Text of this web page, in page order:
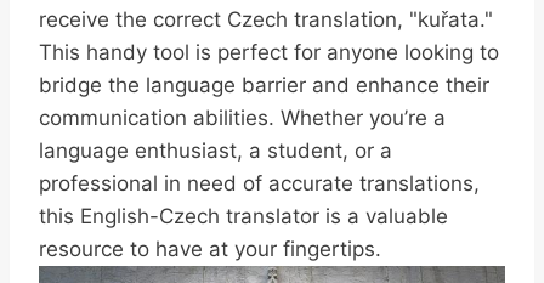
receive the correct Czech translation, "kuřata."
This handy tool is perfect for anyone looking to
bridge the language barrier and enhance their
communication abilities. Whether you’re a
language enthusiast, a student, or a
professional in need of accurate translations,
this English-Czech translator is a valuable
resource to have at your fingertips.